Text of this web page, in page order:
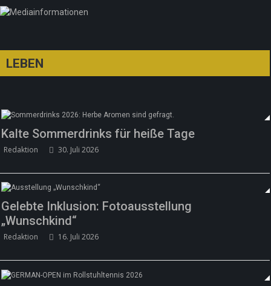
LEBEN
Kalte Sommerdrinks für heiße Tage
Redaktion 30. Juli 2026
Gelebte Inklusion: Fotoausstellung
„Wunschkind“
Redaktion 16. Juli 2026